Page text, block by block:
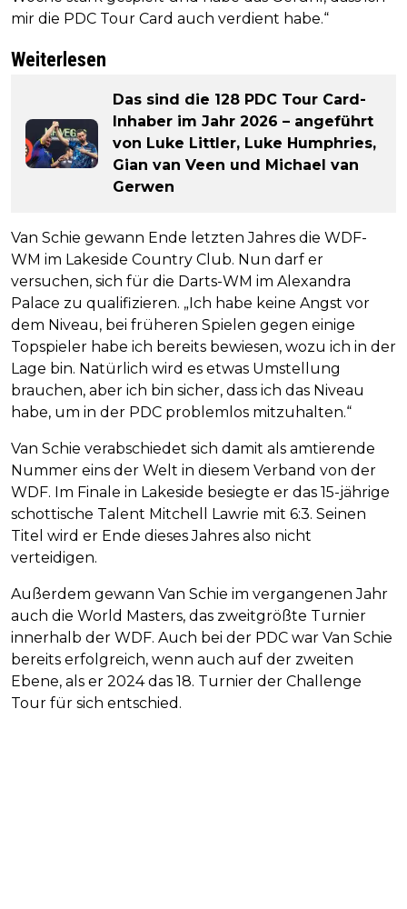
mir die PDC Tour Card auch verdient habe.“
Weiterlesen
Das sind die 128 PDC Tour Card-
Inhaber im Jahr 2026 – angeführt
von Luke Littler, Luke Humphries,
Gian van Veen und Michael van
Gerwen
Van Schie gewann Ende letzten Jahres die WDF-
WM im Lakeside Country Club. Nun darf er
versuchen, sich für die Darts-WM im Alexandra
Palace zu qualifizieren. „Ich habe keine Angst vor
dem Niveau, bei früheren Spielen gegen einige
Topspieler habe ich bereits bewiesen, wozu ich in der
Lage bin. Natürlich wird es etwas Umstellung
brauchen, aber ich bin sicher, dass ich das Niveau
habe, um in der PDC problemlos mitzuhalten.“
Van Schie verabschiedet sich damit als amtierende
Nummer eins der Welt in diesem Verband von der
WDF. Im Finale in Lakeside besiegte er das 15-jährige
schottische Talent Mitchell Lawrie mit 6:3. Seinen
Titel wird er Ende dieses Jahres also nicht
verteidigen.
Außerdem gewann Van Schie im vergangenen Jahr
auch die World Masters, das zweitgrößte Turnier
innerhalb der WDF. Auch bei der PDC war Van Schie
bereits erfolgreich, wenn auch auf der zweiten
Ebene, als er 2024 das 18. Turnier der Challenge
Tour für sich entschied.